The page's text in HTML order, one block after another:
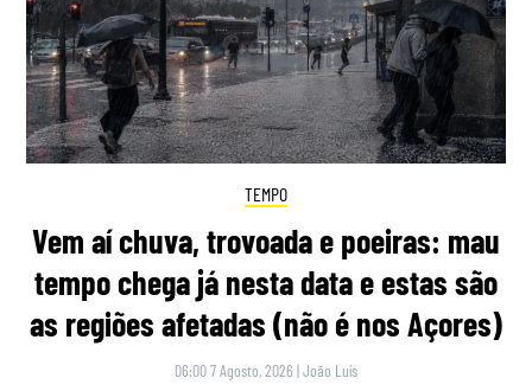
TEMPO
Vem aí chuva, trovoada e poeiras: mau
tempo chega já nesta data e estas são
as regiões afetadas (não é nos Açores)
06:00 7 Agosto, 2026 |João Luís